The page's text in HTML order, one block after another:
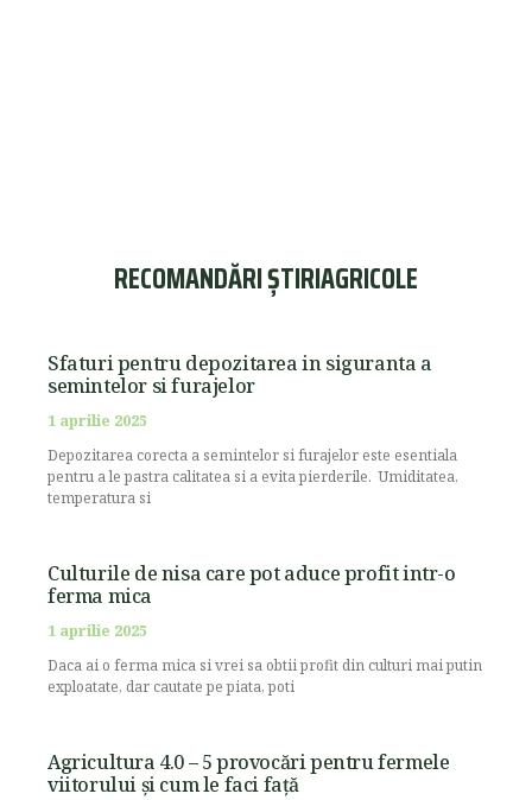
RECOMANDĂRI ȘTIRIAGRICOLE
Sfaturi pentru depozitarea in siguranta a
semintelor si furajelor
1 aprilie 2025
Depozitarea corecta a semintelor si furajelor este esentiala
pentru a le pastra calitatea si a evita pierderile. Umiditatea,
temperatura si
Culturile de nisa care pot aduce profit intr-o
ferma mica
1 aprilie 2025
Daca ai o ferma mica si vrei sa obtii profit din culturi mai putin
exploatate, dar cautate pe piata, poti
Agricultura 4.0 – 5 provocări pentru fermele
viitorului și cum le faci față